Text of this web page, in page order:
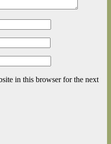
in this browser for the next